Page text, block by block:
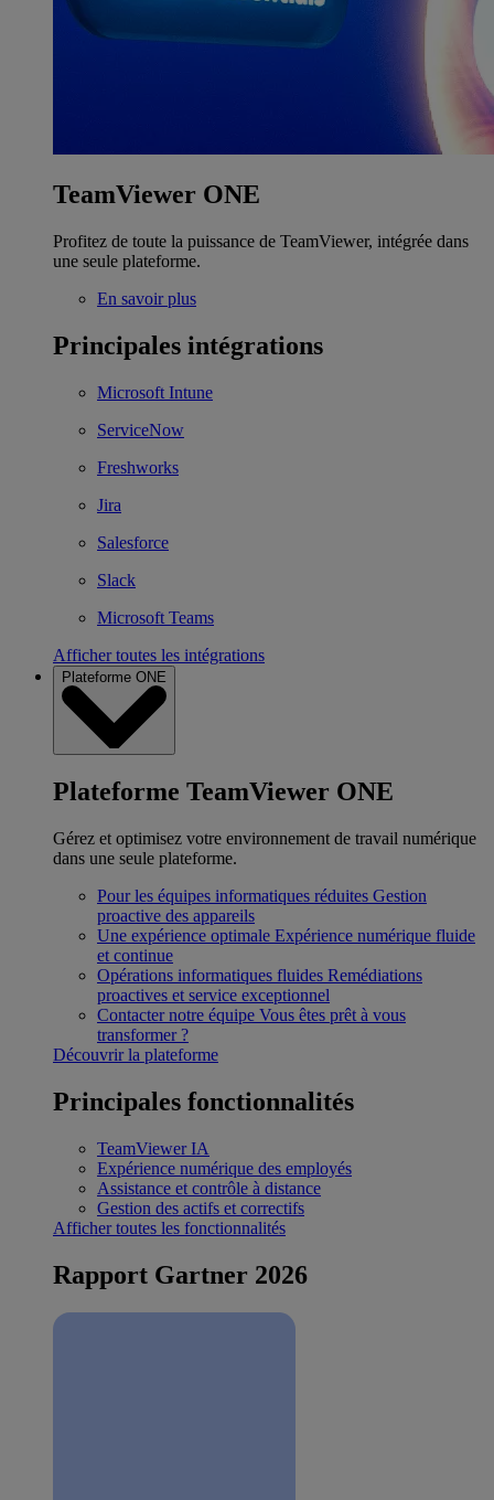
TeamViewer ONE
Profitez de toute la puissance de TeamViewer, intégrée dans
une seule plateforme.
En savoir plus
Principales intégrations
Microsoft Intune
ServiceNow
Freshworks
Jira
Salesforce
Slack
Microsoft Teams
Afficher toutes les intégrations
Plateforme ONE
Plateforme TeamViewer ONE
Gérez et optimisez votre environnement de travail numérique
dans une seule plateforme.
Pour les équipes informatiques réduites Gestion
proactive des appareils
Une expérience optimale Expérience numérique fluide
et continue
Opérations informatiques fluides Remédiations
proactives et service exceptionnel
Contacter notre équipe Vous êtes prêt à vous
transformer ?
Découvrir la plateforme
Principales fonctionnalités
TeamViewer IA
Expérience numérique des employés
Assistance et contrôle à distance
Gestion des actifs et correctifs
Afficher toutes les fonctionnalités
Rapport Gartner 2026